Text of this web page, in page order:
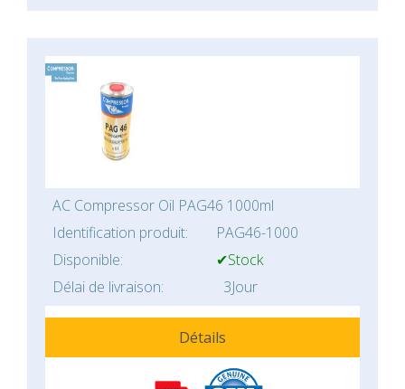
AC Compressor Oil PAG46 1000ml
Identification produit:
PAG46-1000
Disponible:
✔Stock
Délai de livraison:
3Jour
Détails